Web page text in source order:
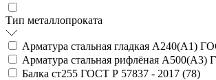
Тип металлопроката
Арматура стальная гладкая А240(А1)
Арматура стальная рифлёная А500(А3)
Балка ст255 ГОСТ Р 57837 - 2017 (78)